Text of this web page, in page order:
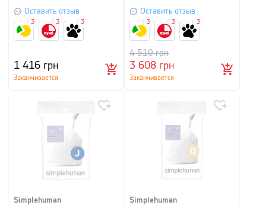
Оставить отзыв
1 416 грн
Заканчивается
3 3 3
Оставить отзыв
3 608 грн
4 510грн
Заканчивается
3 3 3
Simplehuman
Simplehuman